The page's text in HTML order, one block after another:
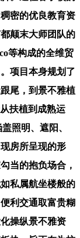
密的优良教育资
颠末大师团队的
等构成的全维贸
项目本身规划了
尾，到景不雅植
扶植到成熟运
照明、遮阳、
房所呈现的形
当的抱负场合，
私属航坐楼般的
利交通取富贵糊
操纵景不雅资